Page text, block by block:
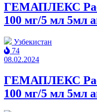
ГЕМАПЛЕКС
100 мг/5 мл 5мл
Узбекистан
74
08.02.2024
ГЕМАПЛЕКС
100 мг/5 мл 5мл